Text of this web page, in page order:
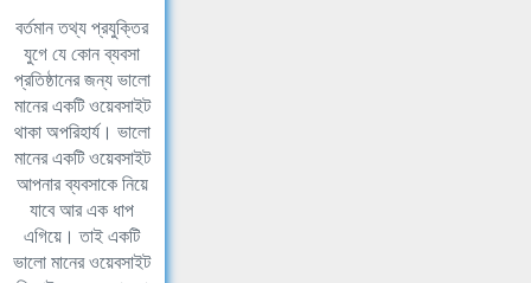
বর্তমান তথ্য প্রযুক্তির
যুগে যে কোন ব্যবসা
প্রতিষ্ঠানের জন্য ভালো
মানের একটি ওয়েবসাইট
থাকা অপরিহার্য। ভালো
মানের একটি ওয়েবসাইট
আপনার ব্যবসাকে নিয়ে
যাবে আর এক ধাপ
এগিয়ে। তাই একটি
ভালো মানের ওয়েবসাইট